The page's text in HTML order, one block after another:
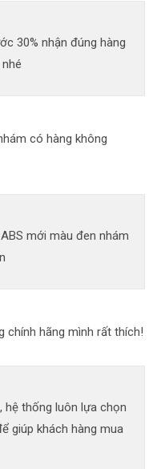
30% nhận đúng hàng
có hàng không
mới màu đen nhám
chính hãng mình rất thích!
hệ thống luôn lựa chọn
giúp khách hàng mua